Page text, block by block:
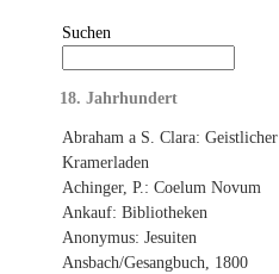
Suchen
18. Jahrhundert
Abraham a S. Clara: Geistlicher
Kramerladen
Achinger, P.: Coelum Novum
Ankauf: Bibliotheken
Anonymus: Jesuiten
Ansbach/Gesangbuch, 1800